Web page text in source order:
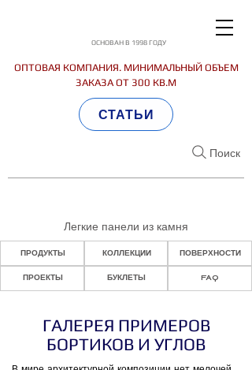
ОСНОВАН В 1998 ГОДУ
ОПТОВАЯ КОМПАНИЯ. МИНИМАЛЬНЫЙ ОБЪЕМ
ЗАКАЗА ОТ 300 КВ.М
Поиск
СТАТЬИ
Легкие панели из камня
ПРОДУКТЫ
ПРОЕКТЫ
КОЛЛЕКЦИИ
БУКЛЕТЫ
ПОВЕРХНОСТИ
FAQ
ГАЛЕРЕЯ ПРИМЕРОВ
БОРТИКОВ И УГЛОВ